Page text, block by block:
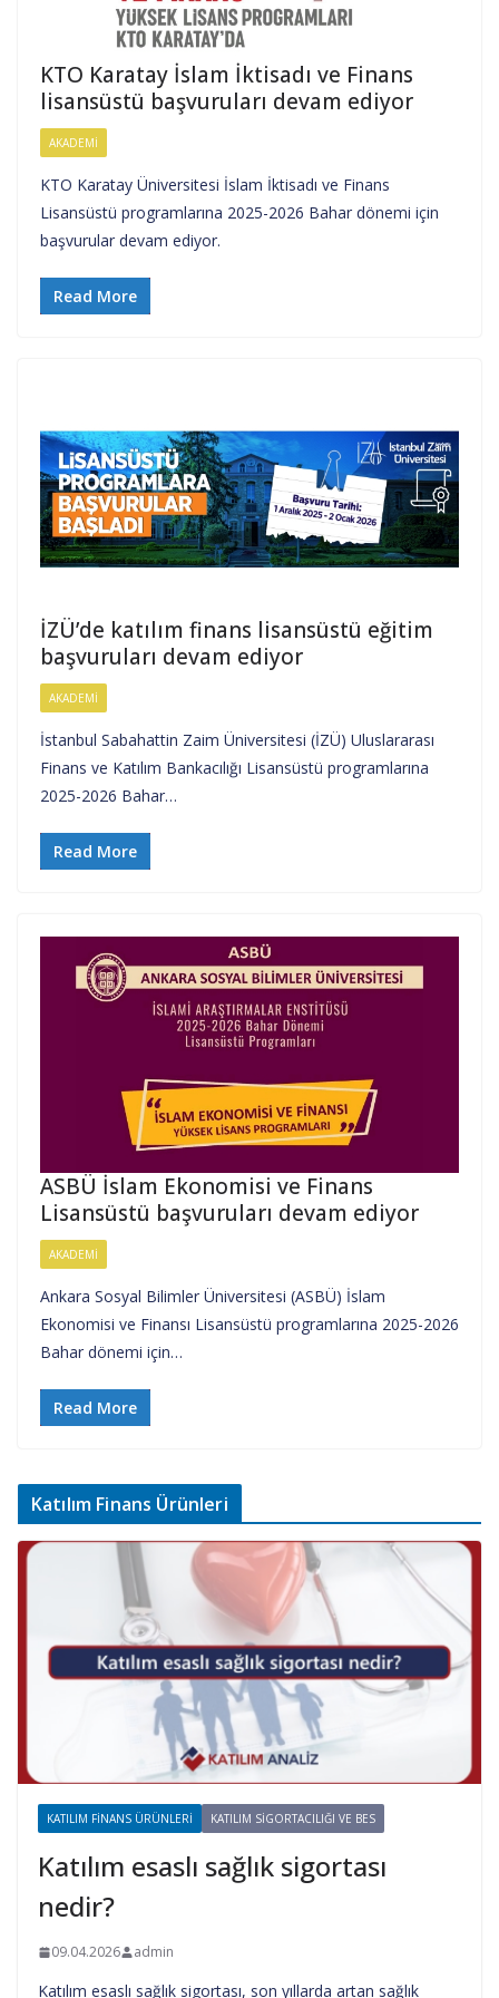
KTO Karatay İslam İktisadı ve Finans
lisansüstü başvuruları devam ediyor
AKADEMI
KTO Karatay Üniversitesi İslam İktisadı ve Finans
Lisansüstü programlarına 2025-2026 Bahar dönemi için
başvurular devam ediyor.
Read More
İZÜ’de katılım finans lisansüstü eğitim
başvuruları devam ediyor
AKADEMI
İstanbul Sabahattin Zaim Üniversitesi (İZÜ) Uluslararası
Finans ve Katılım Bankacılığı Lisansüstü programlarına
2025-2026 Bahar…
Read More
ASBÜ İslam Ekonomisi ve Finans
Lisansüstü başvuruları devam ediyor
AKADEMI
Ankara Sosyal Bilimler Üniversitesi (ASBÜ) İslam
Ekonomisi ve Finansı Lisansüstü programlarına 2025-2026
Bahar dönemi için…
Read More
Katılım Finans Ürünleri
KATILIM FINANS ÜRÜNLERI KATILIM SIGORTACILIĞI VE BES
Katılım esaslı sağlık sigortası
nedir?
09.04.2026 admin
Katılım esaslı sağlık sigortası, son yıllarda artan sağlık